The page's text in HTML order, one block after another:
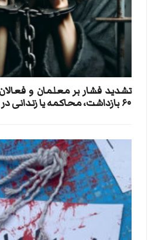
تشدید فشار بر معلمان و
۶۰ بازداشت، محاکمه یا زندانی در هشت ماه